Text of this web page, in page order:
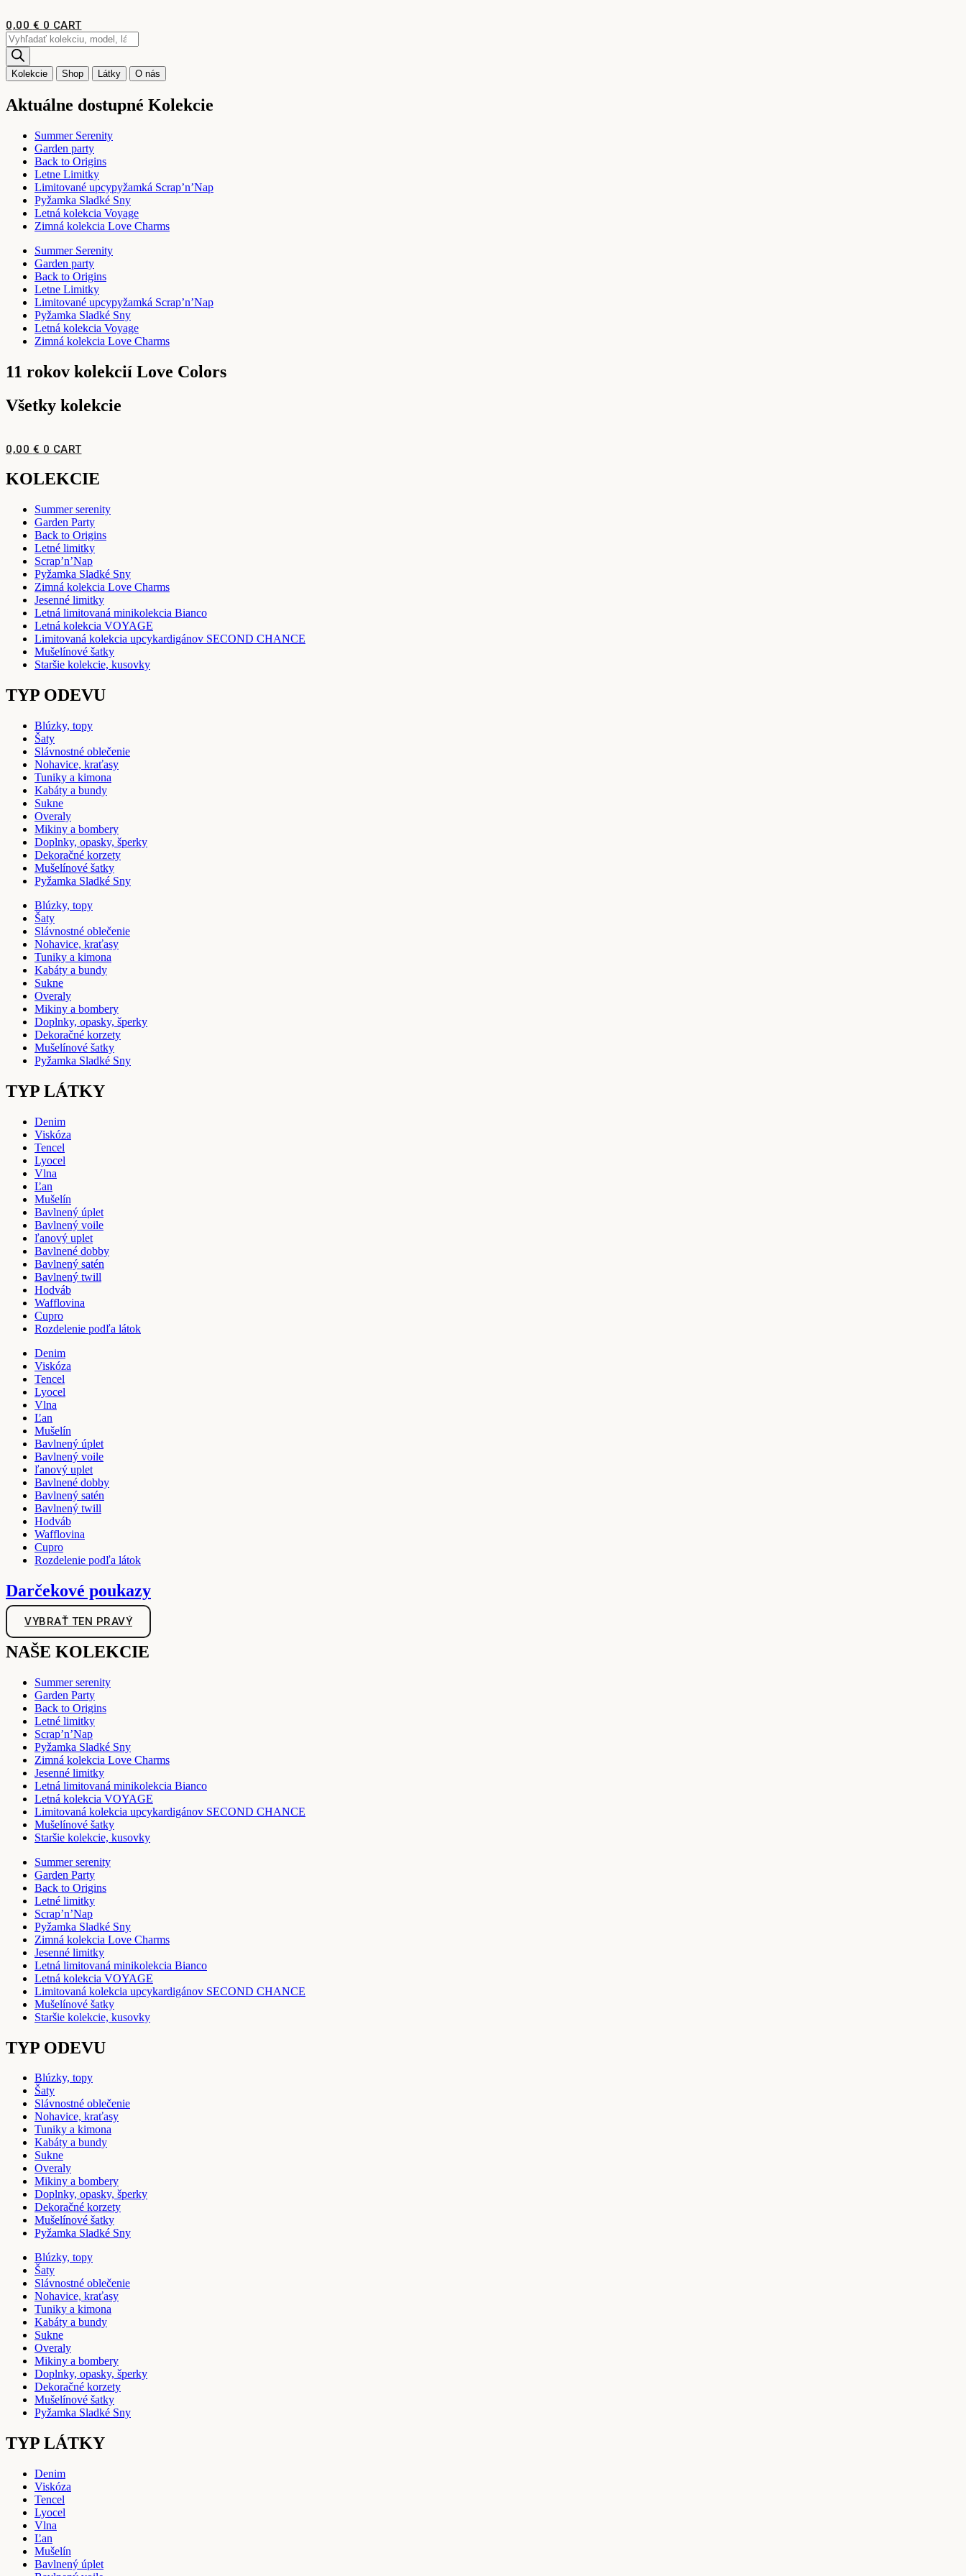
na
obsah
0,00 € 0 CART
Products
search
Kolekcie Shop Látky O nás
Aktuálne dostupné Kolekcie
Summer Serenity
Garden party
Back to Origins
Letne Limitky
Limitované upcypyžamká Scrap’n’Nap
Pyžamka Sladké Sny
Letná kolekcia Voyage
Zimná kolekcia Love Charms
Summer Serenity
Garden party
Back to Origins
Letne Limitky
Limitované upcypyžamká Scrap’n’Nap
Pyžamka Sladké Sny
Letná kolekcia Voyage
Zimná kolekcia Love Charms
11 rokov kolekcií Love Colors
Všetky kolekcie
0,00 € 0 CART
KOLEKCIE
Summer serenity
Garden Party
Back to Origins
Letné limitky
Scrap’n’Nap
Pyžamka Sladké Sny
Zimná kolekcia Love Charms
Jesenné limitky
Letná limitovaná minikolekcia Bianco
Letná kolekcia VOYAGE
Limitovaná kolekcia upcykardigánov SECOND CHANCE
Mušelínové šatky
Staršie kolekcie, kusovky
TYP ODEVU
Blúzky, topy
Šaty
Slávnostné oblečenie
Nohavice, kraťasy
Tuniky a kimona
Kabáty a bundy
Sukne
Overaly
Mikiny a bombery
Doplnky, opasky, šperky
Dekoračné korzety
Mušelínové šatky
Pyžamka Sladké Sny
Blúzky, topy
Šaty
Slávnostné oblečenie
Nohavice, kraťasy
Tuniky a kimona
Kabáty a bundy
Sukne
Overaly
Mikiny a bombery
Doplnky, opasky, šperky
Dekoračné korzety
Mušelínové šatky
Pyžamka Sladké Sny
TYP LÁTKY
Denim
Viskóza
Tencel
Lyocel
Vlna
Ľan
Mušelín
Bavlnený úplet
Bavlnený voile
ľanový uplet
Bavlnené dobby
Bavlnený satén
Bavlnený twill
Hodváb
Wafflovina
Cupro
Rozdelenie podľa látok
Denim
Viskóza
Tencel
Lyocel
Vlna
Ľan
Mušelín
Bavlnený úplet
Bavlnený voile
ľanový uplet
Bavlnené dobby
Bavlnený satén
Bavlnený twill
Hodváb
Wafflovina
Cupro
Rozdelenie podľa látok
Darčekové poukazy
VYBRAŤ TEN PRAVÝ
NAŠE KOLEKCIE
Summer serenity
Garden Party
Back to Origins
Letné limitky
Scrap’n’Nap
Pyžamka Sladké Sny
Zimná kolekcia Love Charms
Jesenné limitky
Letná limitovaná minikolekcia Bianco
Letná kolekcia VOYAGE
Limitovaná kolekcia upcykardigánov SECOND CHANCE
Mušelínové šatky
Staršie kolekcie, kusovky
Summer serenity
Garden Party
Back to Origins
Letné limitky
Scrap’n’Nap
Pyžamka Sladké Sny
Zimná kolekcia Love Charms
Jesenné limitky
Letná limitovaná minikolekcia Bianco
Letná kolekcia VOYAGE
Limitovaná kolekcia upcykardigánov SECOND CHANCE
Mušelínové šatky
Staršie kolekcie, kusovky
TYP ODEVU
Blúzky, topy
Šaty
Slávnostné oblečenie
Nohavice, kraťasy
Tuniky a kimona
Kabáty a bundy
Sukne
Overaly
Mikiny a bombery
Doplnky, opasky, šperky
Dekoračné korzety
Mušelínové šatky
Pyžamka Sladké Sny
Blúzky, topy
Šaty
Slávnostné oblečenie
Nohavice, kraťasy
Tuniky a kimona
Kabáty a bundy
Sukne
Overaly
Mikiny a bombery
Doplnky, opasky, šperky
Dekoračné korzety
Mušelínové šatky
Pyžamka Sladké Sny
TYP LÁTKY
Denim
Viskóza
Tencel
Lyocel
Vlna
Ľan
Mušelín
Bavlnený úplet